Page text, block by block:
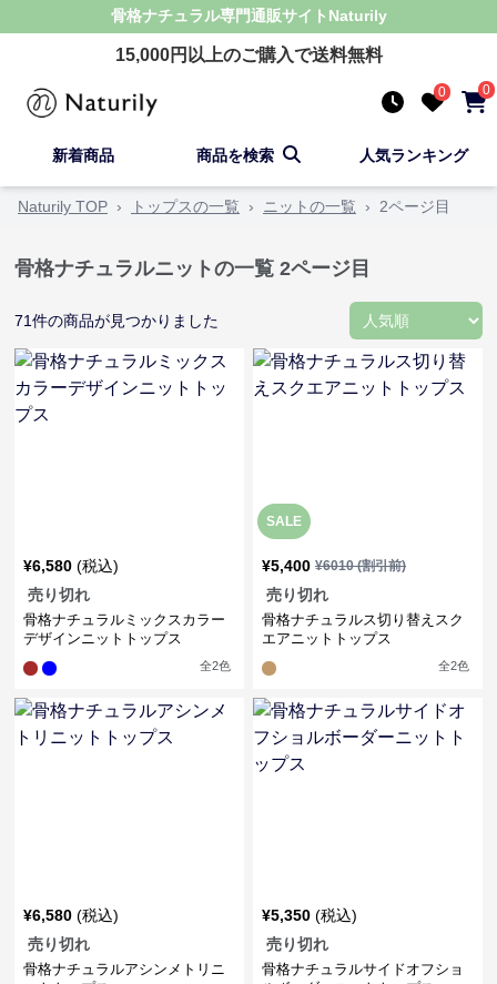
骨格ナチュラル専門通販サイト Naturily
15,000円以上のご購入で送料無料
0 0
新着商品 商品を検索 人気ランキング
Naturily TOP › トップスの一覧 › ニットの一覧 › 2ページ目
骨格ナチュラルニットの一覧 2ページ目
71件の商品が見つかりました
¥6,580 (税込)
売り切れ
骨格ナチュラルミックスカラー
デザインニットトップス
全2色
SALE
¥5,400 ¥6010(割引前)
売り切れ
骨格ナチュラルス切り替えスク
エアニットトップス
全2色
¥6,580 (税込)
売り切れ
骨格ナチュラルアシンメトリニ
¥5,350 (税込)
売り切れ
骨格ナチュラルサイドオフショ